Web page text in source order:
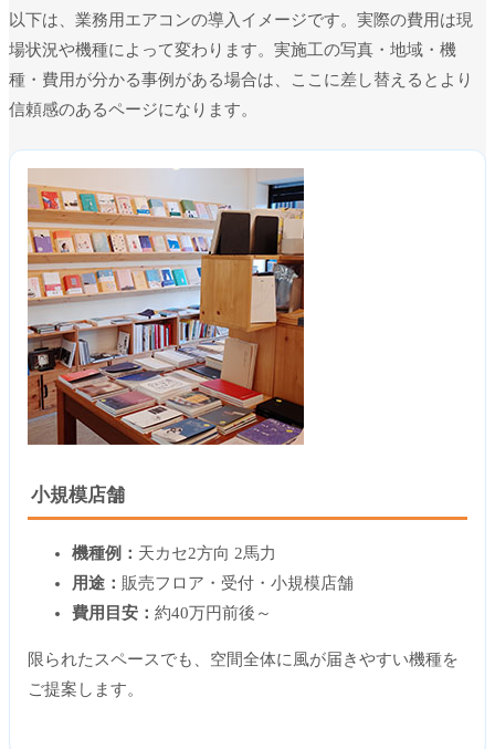
以下は、業務用エアコンの導入イメージです。実際の費用は現
場状況や機種によって変わります。実施工の写真・地域・機
種・費用が分かる事例がある場合は、ここに差し替えるとより
信頼感のあるページになります。
小規模店舗
機種例： 天カセ2方向 2馬力
用途： 販売フロア・受付・小規模店舗
費用目安： 約40万円前後～
限られたスペースでも、空間全体に風が届きやすい機種を
ご提案します。